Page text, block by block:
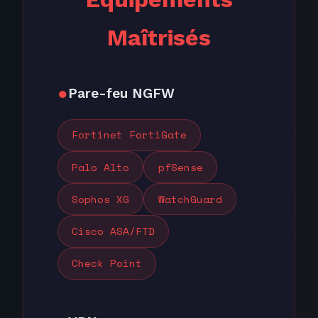
Maîtrisés
Pare-feu NGFW
Fortinet FortiGate
Palo Alto pfSense
Sophos XG WatchGuard
Cisco ASA/FTD
Check Point